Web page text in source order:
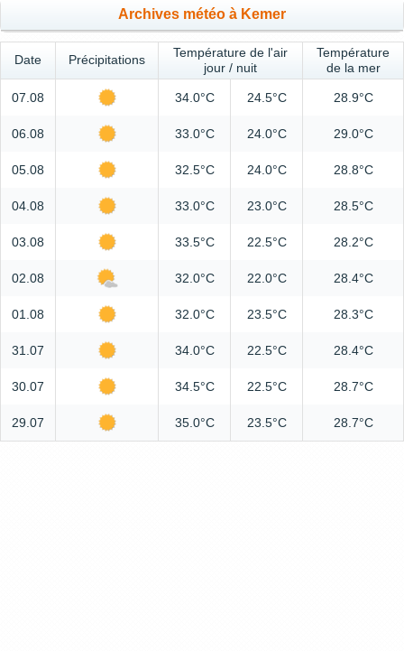
Archives météo à Kemer
Date Précipitations
Température de l'air
jour / nuit
Température
de la mer
07.08 34.0°C 24.5°C 28.9°C
06.08 33.0°C 24.0°C 29.0°C
05.08 32.5°C 24.0°C 28.8°C
04.08 33.0°C 23.0°C 28.5°C
03.08 33.5°C 22.5°C 28.2°C
02.08 32.0°C 22.0°C 28.4°C
01.08 32.0°C 23.5°C 28.3°C
31.07 34.0°C 22.5°C 28.4°C
30.07 34.5°C 22.5°C 28.7°C
29.07 35.0°C 23.5°C 28.7°C